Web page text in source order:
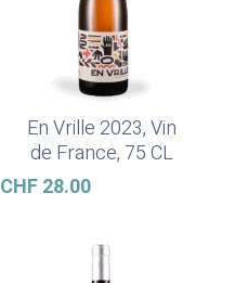
Ajouter Au Panier
En Vrille 2023, Vin
de France, 75 CL
CHF28.00